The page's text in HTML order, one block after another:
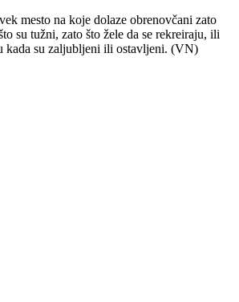
mesto na koje dolaze obrenovčani zato
su tužni, zato što žele da se rekreiraju, ili
kada su zaljubljeni ili ostavljeni. (VN)